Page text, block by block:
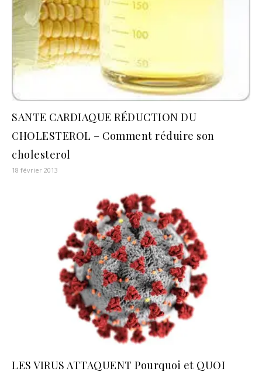
SANTE CARDIAQUE RÉDUCTION DU
CHOLESTEROL – Comment réduire son
cholesterol
18 février 2013
LES VIRUS ATTAQUENT Pourquoi et QUOI